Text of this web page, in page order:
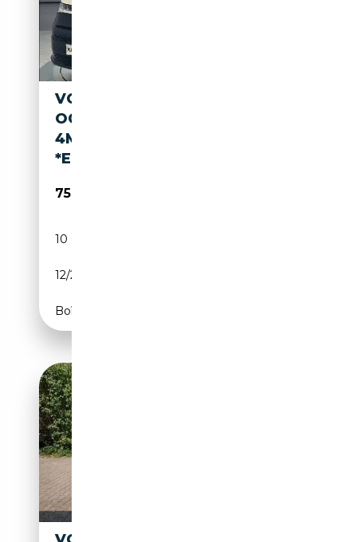
VOLKSWAGEN T7 CALIFORNIA
OCEAN EHYBRID
4MOT.*19ZOLL*MARKISE*HUD
*EL. DACH*
75 890€
10 000 km
12/2025
Boîte automatique